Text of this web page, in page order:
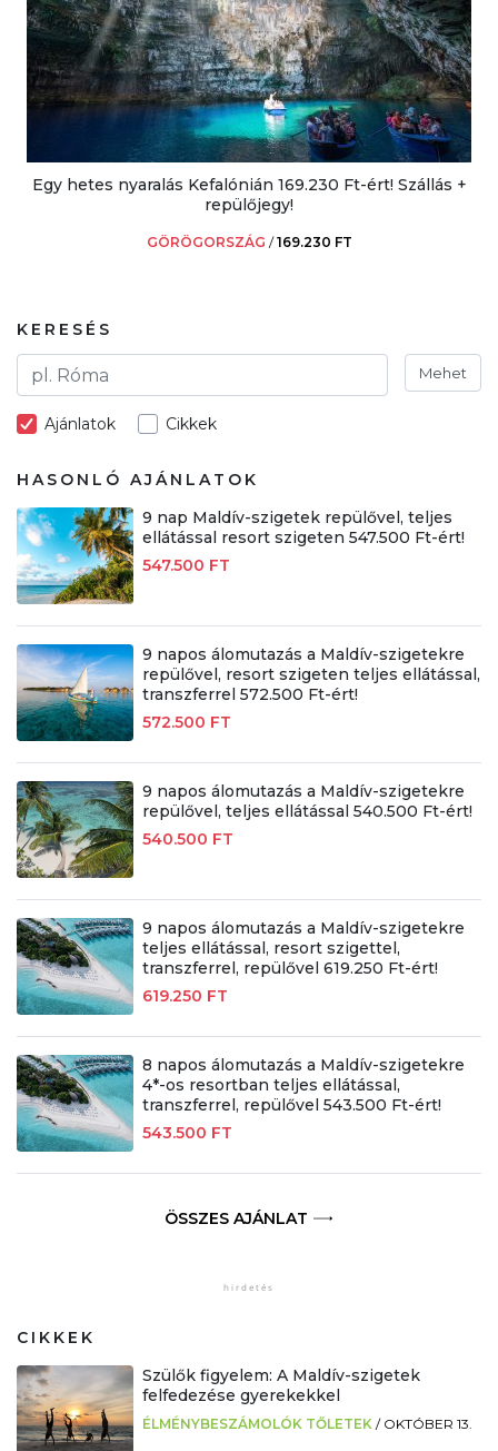
Egy hetes nyaralás Kefalónián 169.230 Ft-ért! Szállás +
repülőjegy!
GÖRÖGORSZÁG /169.230 FT
KERESÉS
Mehet
Ajánlatok Cikkek
HASONLÓ AJÁNLATOK
9 nap Maldív-szigetek repülővel, teljes
ellátással resort szigeten 547.500 Ft-ért!
547.500 FT
9 napos álomutazás a Maldív-szigetekre
repülővel, resort szigeten teljes ellátással,
transzferrel 572.500 Ft-ért!
572.500 FT
9 napos álomutazás a Maldív-szigetekre
repülővel, teljes ellátással 540.500 Ft-ért!
540.500 FT
9 napos álomutazás a Maldív-szigetekre
teljes ellátással, resort szigettel,
transzferrel, repülővel 619.250 Ft-ért!
619.250 FT
8 napos álomutazás a Maldív-szigetekre
4*-os resortban teljes ellátással,
transzferrel, repülővel 543.500 Ft-ért!
543.500 FT
ÖSSZES AJÁNLAT
CIKKEK
Szülők figyelem: A Maldív-szigetek
felfedezése gyerekekkel
ÉLMÉNYBESZÁMOLÓK TŐLETEK / OKTÓBER 13.